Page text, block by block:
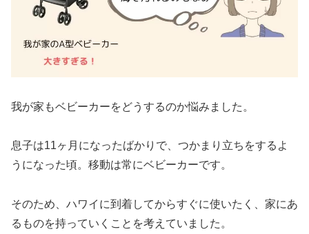
我が家もベビーカーをどうするのか悩みました。
息子は11ヶ月になったばかりで、つかまり立ちをするよ
うになった頃。移動は常にベビーカーです。
そのため、ハワイに到着してからすぐに使いたく、家にあ
るものを持っていくことを考えていました。